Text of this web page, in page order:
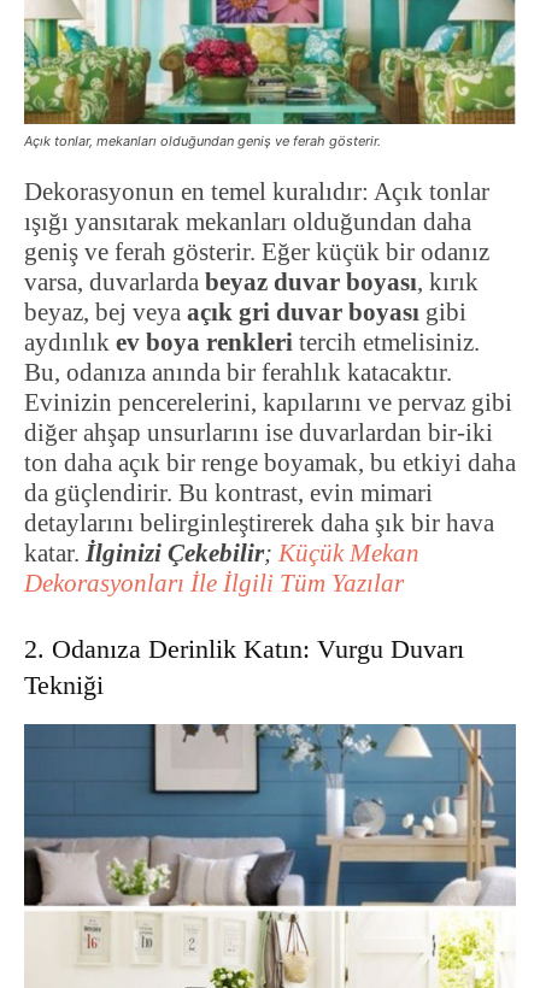
Açık tonlar, mekanları olduğundan geniş ve ferah gösterir.
Dekorasyonun en temel kuralıdır: Açık tonlar
ışığı yansıtarak mekanları olduğundan daha
geniş ve ferah gösterir. Eğer küçük bir odanız
varsa, duvarlarda beyaz duvar boyası, kırık
beyaz, bej veya açık gri duvar boyası gibi
aydınlık ev boya renkleri tercih etmelisiniz.
Bu, odanıza anında bir ferahlık katacaktır.
Evinizin pencerelerini, kapılarını ve pervaz gibi
diğer ahşap unsurlarını ise duvarlardan bir-iki
ton daha açık bir renge boyamak, bu etkiyi daha
da güçlendirir. Bu kontrast, evin mimari
detaylarını belirginleştirerek daha şık bir hava
katar. İlginizi Çekebilir; Küçük Mekan
Dekorasyonları İle İlgili Tüm Yazılar
2. Odanıza Derinlik Katın: Vurgu Duvarı
Tekniği